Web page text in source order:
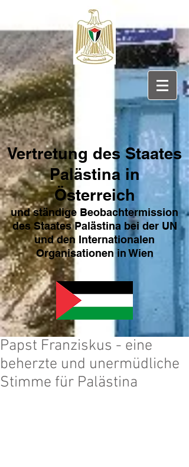
Vertretung des Staates
Palästina in
Österreich
und ständige Beobachtermission
des Staates Palästina bei der UN
und den Internationalen
Organisationen in Wien
Papst Franziskus - eine
beherzte und unermüdliche
Stimme für Palästina